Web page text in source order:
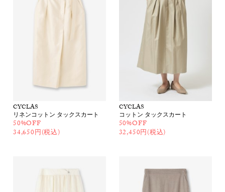
CYCLAS
リネンコットン タックスカート
50%OFF
34,650円(税込)
CYCLAS
コットン タックスカート
50%OFF
32,450円(税込)